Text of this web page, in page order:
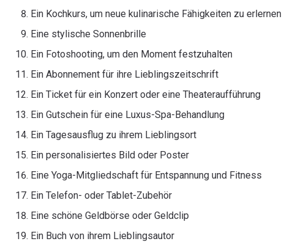
Ein Kochkurs, um neue kulinarische Fähigkeiten zu erlernen
Eine stylische Sonnenbrille
Ein Fotoshooting, um den Moment festzuhalten
Ein Abonnement für ihre Lieblingszeitschrift
Ein Ticket für ein Konzert oder eine Theateraufführung
Ein Gutschein für eine Luxus-Spa-Behandlung
Ein Tagesausflug zu ihrem Lieblingsort
Ein personalisiertes Bild oder Poster
Eine Yoga-Mitgliedschaft für Entspannung und Fitness
Ein Telefon- oder Tablet-Zubehör
Eine schöne Geldbörse oder Geldclip
Ein Buch von ihrem Lieblingsautor